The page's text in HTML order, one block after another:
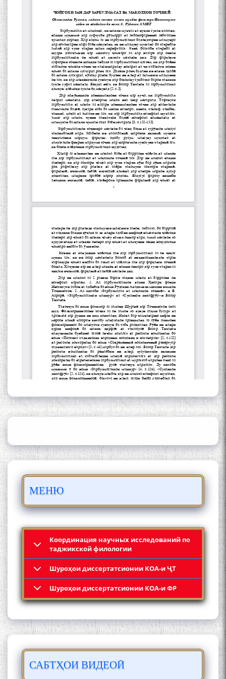
МЕНЮ
Координация научных исследований по
таджикской филологии
Шyроҳои диссертатсионии КОА-и ҶТ
Шyроҳои диссертатсионии КОА-и ФР
САБТҲОИ ВИДЕОӢ
Сухбати навқаламон бо
Муъмин Қаноат\Meeting of
young talents with Mumyin
Kanoat
The Persian Gulf Beautiful
Қаноат (Ustod Mumin Qanoat)
of the name of the Persian
Gulf
Сайри Дарвоз бо Мӯъмин
Қаноат: Чанор ҳам "гап"
мезанад
ШАРҲИ МУЛОҚОТ БО АҲЛИ
АЗ ҶОНИБИ ОЛИМОНИ
АКАДЕМИЯИ МИЛЛИИ
БО 4 000 000 СОМОНӢ
ПАЙКАРА ВА ОСОРХОНАИ
ШУД!
Кадамчо Худои Шарифзода